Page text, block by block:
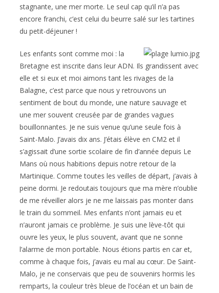
stagnante, une mer morte. Le seul cap qu’il n’a pas
encore franchi, c’est celui du beurre salé sur les tartines
du petit-déjeuner !
Les enfants sont comme moi : la
Bretagne est inscrite dans leur ADN. Ils grandissent avec
elle et si eux et moi aimons tant les rivages de la
Balagne, c’est parce que nous y retrouvons un
sentiment de bout du monde, une nature sauvage et
une mer souvent creusée par de grandes vagues
bouillonnantes. Je ne suis venue qu’une seule fois à
Saint-Malo. J’avais dix ans. J’étais élève en CM2 et il
s’agissait d’une sortie scolaire de fin d’année depuis Le
Mans où nous habitions depuis notre retour de la
Martinique. Comme toutes les veilles de départ, j’avais à
peine dormi. Je redoutais toujours que ma mère n’oublie
de me réveiller alors je ne me laissais pas monter dans
le train du sommeil. Mes enfants n’ont jamais eu et
n’auront jamais ce problème. Je suis une lève-tôt qui
ouvre les yeux, le plus souvent, avant que ne sonne
l’alarme de mon portable. Nous étions partis en car et,
comme à chaque fois, j’avais eu mal au cœur. De Saint-
Malo, je ne conservais que peu de souvenirs hormis les
remparts, la couleur très bleue de l’océan et un bain de